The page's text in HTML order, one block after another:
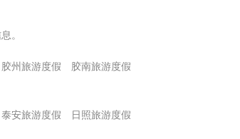
。
胶州旅游度假
胶南旅游度假
泰安旅游度假
日照旅游度假